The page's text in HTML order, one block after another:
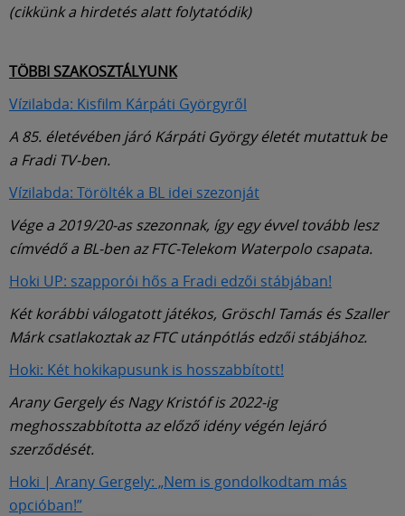
(cikkünk a hirdetés alatt folytatódik)
TÖBBI SZAKOSZTÁLYUNK
Vízilabda: Kisfilm Kárpáti Györgyről
A 85. életévében járó Kárpáti György életét mutattuk be
a Fradi TV-ben.
Vízilabda: Törölték a BL idei szezonját
Vége a 2019/20-as szezonnak, így egy évvel tovább lesz
címvédő a BL-ben az FTC-Telekom Waterpolo csapata.
Hoki UP: szapporói hős a Fradi edzői stábjában!
Két korábbi válogatott játékos, Gröschl Tamás és Szaller
Márk csatlakoztak az FTC utánpótlás edzői stábjához.
Hoki: Két hokikapusunk is hosszabbított!
Arany Gergely és Nagy Kristóf is 2022-ig
meghosszabbította az előző idény végén lejáró
szerződését.
Hoki | Arany Gergely: „Nem is gondolkodtam más
opcióban!”